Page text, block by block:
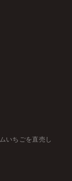
いちごを直売し